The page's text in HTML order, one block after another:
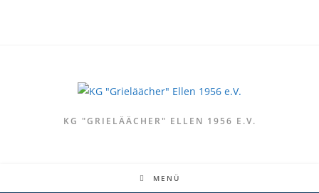
KG "GRIELÄÄCHER" ELLEN 1956 E.V.
MENÜ